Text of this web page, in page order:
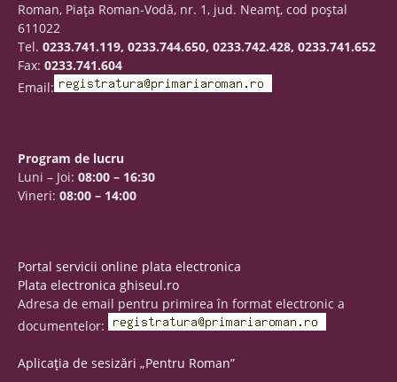
Roman, Piaţa Roman-Vodă, nr. 1, jud. Neamţ, cod poştal
611022
Tel. 0233.741.119, 0233.744.650, 0233.742.428, 0233.741.652
Fax: 0233.741.604
Email:
Program de lucru
Luni – Joi: 08:00 – 16:30
Vineri: 08:00 – 14:00
Portal servicii online plata electronica
Plata electronica ghiseul.ro
Adresa de email pentru primirea în format electronic a
documentelor:
Aplicația de sesizări „Pentru Roman”